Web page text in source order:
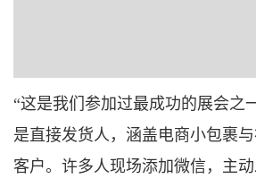
“这是我们参加过最成功的展会之
是直接发货人，涵盖电商小包裹
客户。许多人现场添加微信，主